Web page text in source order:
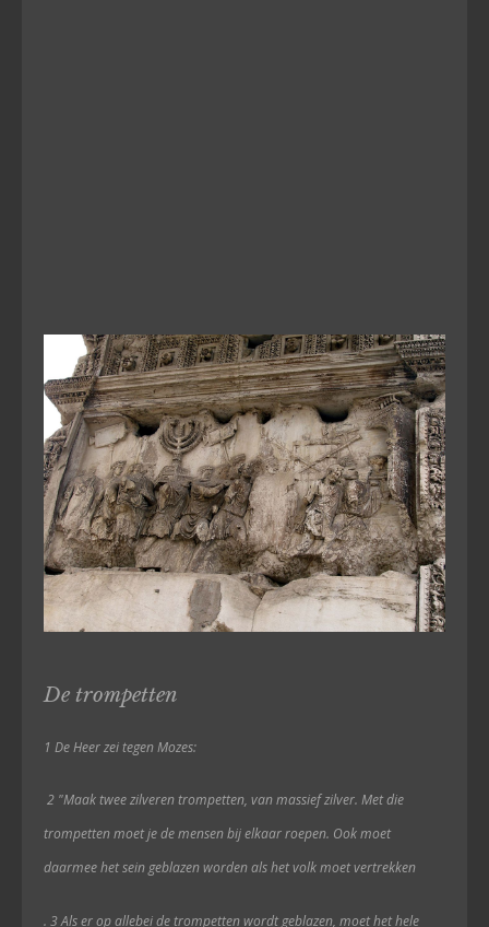
De trompetten
1 De Heer zei tegen Mozes:
2 "Maak twee zilveren trompetten, van massief zilver. Met die
trompetten moet je de mensen bij elkaar roepen. Ook moet
daarmee het sein geblazen worden als het volk moet vertrekken
. 3 Als er op allebei de trompetten wordt geblazen, moet het hele